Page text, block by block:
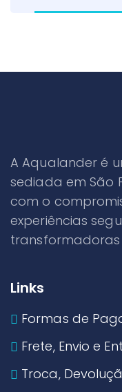
A Aqualander é
sediada em São
com o
experiências
transformadoras
Links
Formas de
Frete, Envio e
Troca,